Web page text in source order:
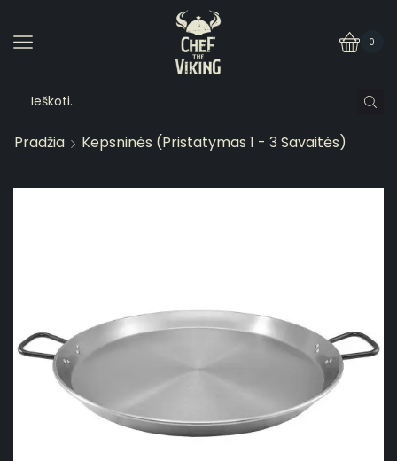
0
Pradžia Kepsninės (pristatymas 1 - 3 Savaitės)